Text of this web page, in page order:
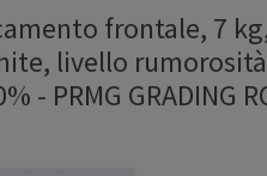
frontale, 7
livello
- PRMG GRADING